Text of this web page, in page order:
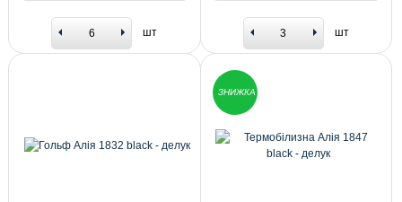
шт шт
ЗНИЖКА